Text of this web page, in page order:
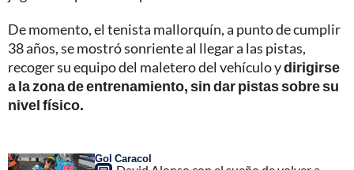
De momento, el tenista mallorquín, a punto de cumplir
38 años, se mostró sonriente al llegar a las pistas,
recoger su equipo del maletero del vehículo ydirigirse
a la zona de entrenamiento, sin dar pistas sobre su
nivel físico.
Gol Caracol